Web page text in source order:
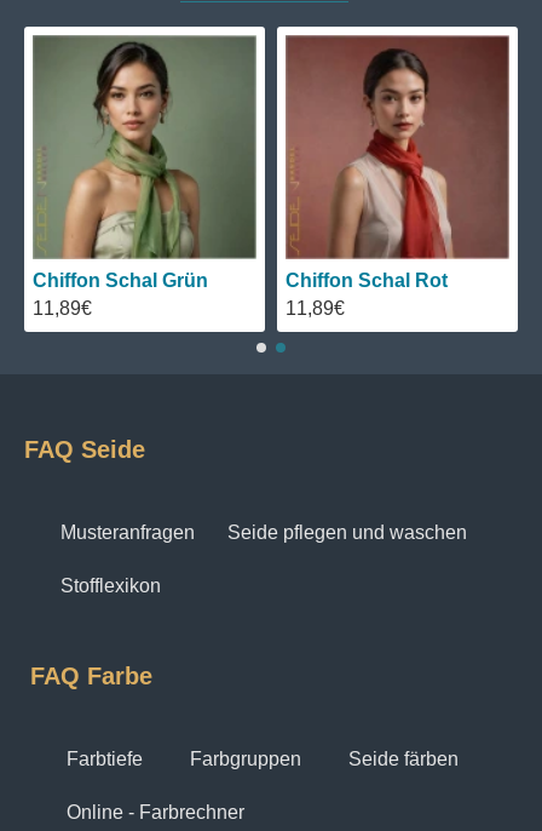
Chiffon Schal Grün
11,89€
Chiffon Schal Rot
11,89€
FAQ Seide
Musteranfragen Seide pflegen und waschen
Stofflexikon
FAQ Farbe
Farbtiefe Farbgruppen Seide färben
Online - Farbrechner